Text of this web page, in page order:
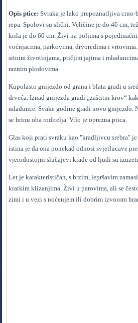
Opis ptice: Svraka je lako prepoznatljiva
repa. Spolovi su slični. Veličine je do 46 cm,
krila je do 60 cm. Živi na poljima s
voćnjacima, parkovima, drvoredima i
sitnim životinjama, ptičjim jajima i
raznim plodovima.
Kupolasto gnijezdo od grana i blata gradi u
drveća. Iznad gnijezda gradi „zaštitni krov“
mladunce. Svake godine gradi novo gnijezdo.
se brinu oba roditelja. Vrlo je oprezna ptica.
Glas koji prati svraku kao "kradljivcu srebra"
istina je da ona ponekad odnosi svjetlucave
vjerodostojni slučajevi krađe od ljudi su
Let je karakterističan, s brzim, lepršavim
kratkim klizanjima. Živi u parovima, ali se
zimi i u vezi s noćenjem ili dobrim izvorom